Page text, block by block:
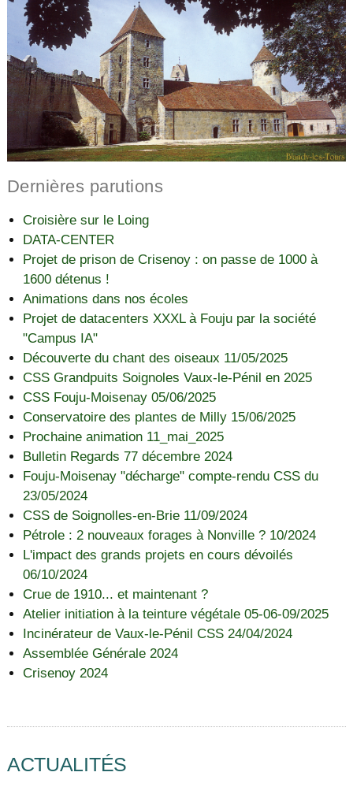
Dernières parutions
Croisière sur le Loing
DATA-CENTER
Projet de prison de Crisenoy : on passe de 1000 à
1600 détenus !
Animations dans nos écoles
Projet de datacenters XXXL à Fouju par la société
"Campus IA"
Découverte du chant des oiseaux 11/05/2025
CSS Grandpuits Soignoles Vaux-le-Pénil en 2025
CSS Fouju-Moisenay 05/06/2025
Conservatoire des plantes de Milly 15/06/2025
Prochaine animation 11_mai_2025
Bulletin Regards 77 décembre 2024
Fouju-Moisenay "décharge" compte-rendu CSS du
23/05/2024
CSS de Soignolles-en-Brie 11/09/2024
Pétrole : 2 nouveaux forages à Nonville ? 10/2024
L'impact des grands projets en cours dévoilés
06/10/2024
Crue de 1910... et maintenant ?
Atelier initiation à la teinture végétale 05-06-09/2025
Incinérateur de Vaux-le-Pénil CSS 24/04/2024
Assemblée Générale 2024
Crisenoy 2024
ACTUALITÉS